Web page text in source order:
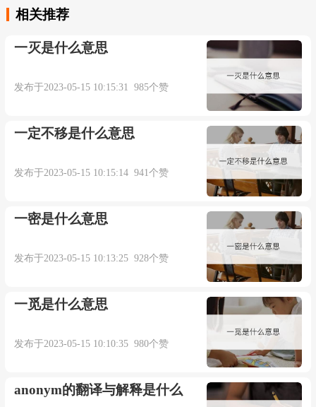
相关推荐
一灭是什么意思
发布于2023-05-15 10:15:31 985个赞
一定不移是什么意思
发布于2023-05-15 10:15:14 941个赞
一密是什么意思
发布于2023-05-15 10:13:25 928个赞
一觅是什么意思
发布于2023-05-15 10:10:35 980个赞
anonym的翻译与解释是什么